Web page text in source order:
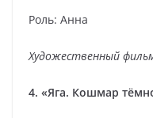
Роль: Анна
Художественный
4. «Яга. Кошмар